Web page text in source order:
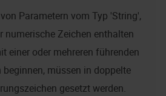
Parametern vom Typ 'String',
numerische Zeichen enthalten
einer oder mehreren führenden
beginnen, müssen in doppelte
gesetzt werden.